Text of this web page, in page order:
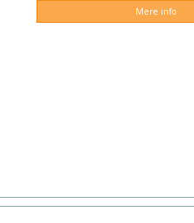
Mere info